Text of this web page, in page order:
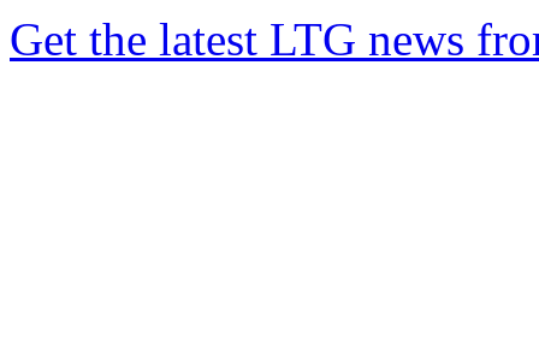
Get the latest LTG news